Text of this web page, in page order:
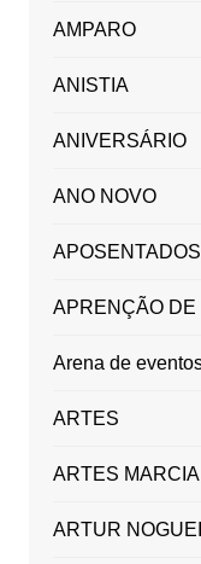
AMPARO
ANISTIA
ANIVERSÁRIO
ANO NOVO
APOSENTADOS
APRENÇÃO DE
Arena de
ARTES
ARTES
ARTUR